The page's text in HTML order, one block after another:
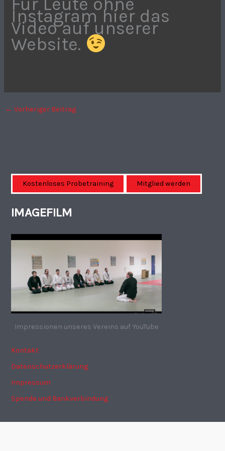
Instagram hier das
Video auf unserer
Website.
← Vorheriger Beitrag
Kostenloses Probetraining Mitglied werden
IMAGEFILM
Impressionen unseres Vereins auf YouTube
Kontakt
Datenschutzerklärung
Impressum
Spende und Bankverbindung